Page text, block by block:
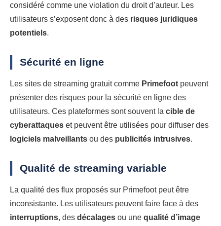
considéré comme une violation du droit d’auteur. Les
utilisateurs s’exposent donc à des risques juridiques
potentiels.
Sécurité en ligne
Les sites de streaming gratuit comme Primefoot peuvent
présenter des risques pour la sécurité en ligne des
utilisateurs. Ces plateformes sont souvent la cible de
cyberattaques et peuvent être utilisées pour diffuser des
logiciels malveillants ou des publicités intrusives.
Qualité de streaming variable
La qualité des flux proposés sur Primefoot peut être
inconsistante. Les utilisateurs peuvent faire face à des
interruptions, des décalages ou une qualité d’image